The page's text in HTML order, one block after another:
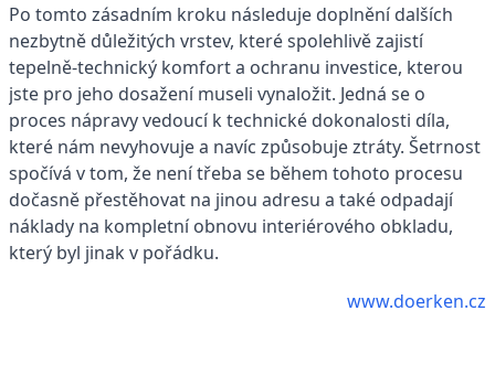
Po tomto zásadním kroku následuje doplnění dalších
nezbytně důležitých vrstev, které spolehlivě zajistí
tepelně-technický komfort a ochranu investice, kterou
jste pro jeho dosažení museli vynaložit. Jedná se o
proces nápravy vedoucí k technické dokonalosti díla,
které nám nevyhovuje a navíc způsobuje ztráty. Šetrnost
spočívá v tom, že není třeba se během tohoto procesu
dočasně přestěhovat na jinou adresu a také odpadají
náklady na kompletní obnovu interiérového obkladu,
který byl jinak v pořádku.
www.doerken.cz